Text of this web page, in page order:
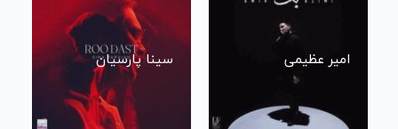
امیر عظیمی سینا پارسیان